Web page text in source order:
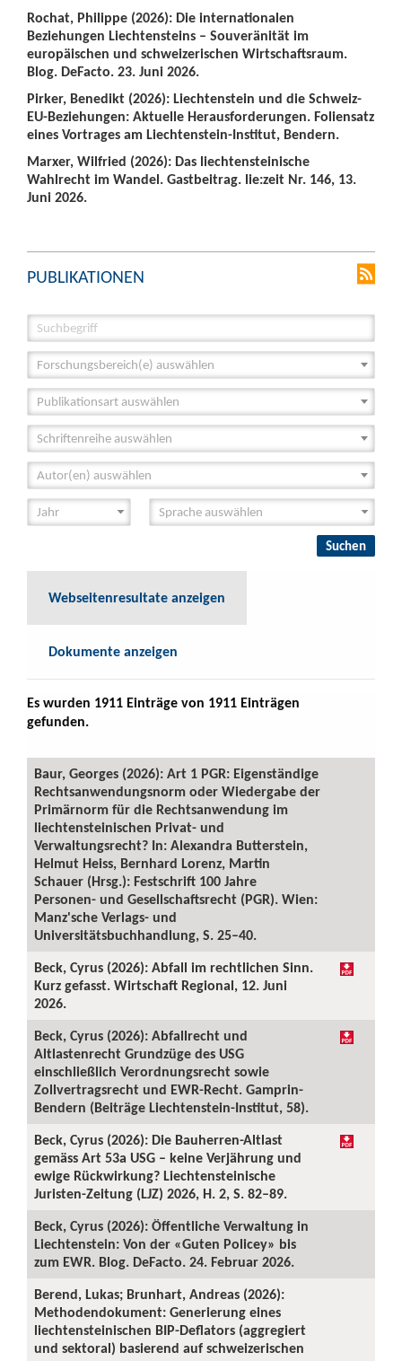
Rochat, Philippe (2026): Die internationalen
Beziehungen Liechtensteins – Souveränität im
europäischen und schweizerischen Wirtschaftsraum.
Blog. DeFacto. 23. Juni 2026.
Pirker, Benedikt (2026): Liechtenstein und die Schweiz-
EU-Beziehungen: Aktuelle Herausforderungen. Foliensatz
eines Vortrages am Liechtenstein-Institut, Bendern.
Marxer, Wilfried (2026): Das liechtensteinische
Wahlrecht im Wandel. Gastbeitrag. lie:zeit Nr. 146, 13.
Juni 2026.
PUBLIKATIONEN
Forschungsbereich(e) auswählen
Publikationsart auswählen
Schriftenreihe auswählen
Autor(en) auswählen
Webseitenresultate anzeigen
Dokumente anzeigen
Es wurden 1911 Einträge von 1911 Einträgen
gefunden.
Baur, Georges (2026): Art 1 PGR: Eigenständige
Rechtsanwendungsnorm oder Wiedergabe der
Primärnorm für die Rechtsanwendung im
liechtensteinischen Privat- und
Verwaltungsrecht? In: Alexandra Butterstein,
Helmut Heiss, Bernhard Lorenz, Martin
Schauer (Hrsg.): Festschrift 100 Jahre
Personen- und Gesellschaftsrecht (PGR). Wien:
Manz'sche Verlags- und
Universitätsbuchhandlung, S. 25–40.
Beck, Cyrus (2026): Abfall im rechtlichen Sinn.
Kurz gefasst. Wirtschaft Regional, 12. Juni
2026.
Beck, Cyrus (2026): Abfallrecht und
Altlastenrecht Grundzüge des USG
einschließlich Verordnungsrecht sowie
Zollvertragsrecht und EWR-Recht. Gamprin-
Bendern (Beiträge Liechtenstein-Institut, 58).
Beck, Cyrus (2026): Die Bauherren-Altlast
gemäss Art 53a USG – keine Verjährung und
ewige Rückwirkung? Liechtensteinische
Juristen-Zeitung (LJZ) 2026, H. 2, S. 82–89.
Beck, Cyrus (2026): Öffentliche Verwaltung in
Liechtenstein: Von der «Guten Policey» bis
zum EWR. Blog. DeFacto. 24. Februar 2026.
Berend, Lukas; Brunhart, Andreas (2026):
Methodendokument: Generierung eines
liechtensteinischen BIP-Deflators (aggregiert
und sektoral) basierend auf schweizerischen